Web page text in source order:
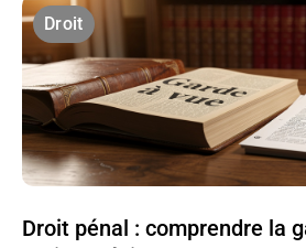
Droit
Droit pénal : comprendre la